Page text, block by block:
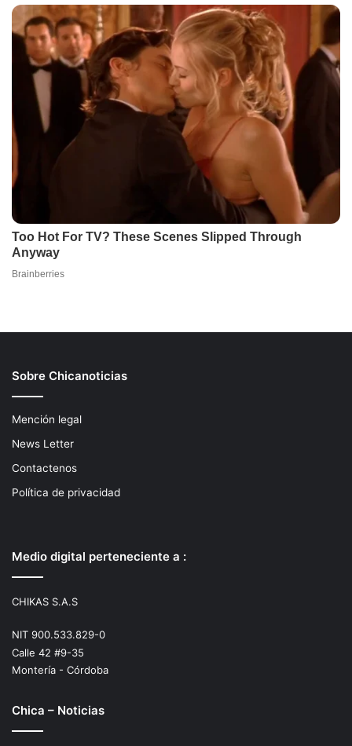
Sobre Chicanoticias
Mención legal
News Letter
Contactenos
Política de privacidad
Medio digital perteneciente a :
CHIKAS S.A.S
NIT 900.533.829-0
Calle 42 #9-35
Montería - Córdoba
Chica – Noticias